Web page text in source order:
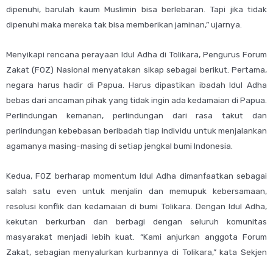
dipenuhi, barulah kaum Muslimin bisa berlebaran. Tapi jika tidak
dipenuhi maka mereka tak bisa memberikan jaminan,” ujarnya.
Menyikapi rencana perayaan Idul Adha di Tolikara, Pengurus Forum
Zakat (FOZ) Nasional menyatakan sikap sebagai berikut. Pertama,
negara harus hadir di Papua. Harus dipastikan ibadah Idul Adha
bebas dari ancaman pihak yang tidak ingin ada kedamaian di Papua.
Perlindungan kemanan, perlindungan dari rasa takut dan
perlindungan kebebasan beribadah tiap individu untuk menjalankan
agamanya masing-masing di setiap jengkal bumi Indonesia.
Kedua, FOZ berharap momentum Idul Adha dimanfaatkan sebagai
salah satu even untuk menjalin dan memupuk kebersamaan,
resolusi konflik dan kedamaian di bumi Tolikara. Dengan Idul Adha,
kekutan berkurban dan berbagi dengan seluruh komunitas
masyarakat menjadi lebih kuat. “Kami anjurkan anggota Forum
Zakat, sebagian menyalurkan kurbannya di Tolikara,” kata Sekjen